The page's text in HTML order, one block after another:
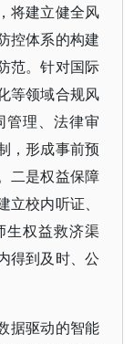
将建立健全风
控体系的构建
范。针对国际
等领域合规风
管理、法律审
，形成事前预
二是权益保障
校内听证、
生权益救济渠
得到及时、公
据驱动的智能